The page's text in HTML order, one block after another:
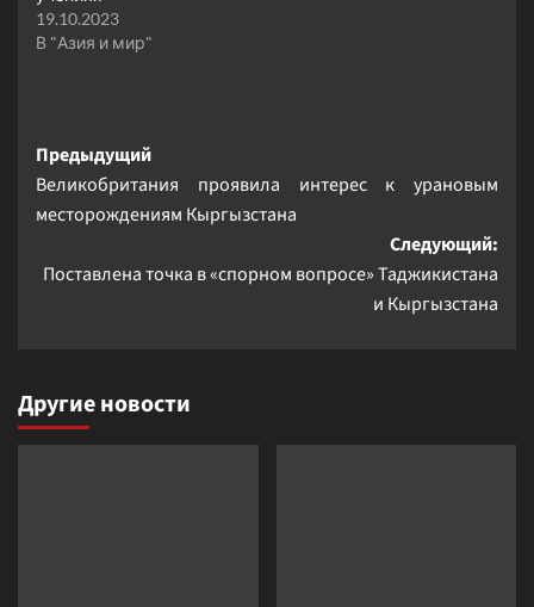
19.10.2023
В "Азия и мир"
Навигация
записи
Предыдущий
Великобритания проявила интерес к урановым
месторождениям Кыргызстана
Следующий:
Поставлена точка в «спорном вопросе» Таджикистана
и Кыргызстана
Другие новости